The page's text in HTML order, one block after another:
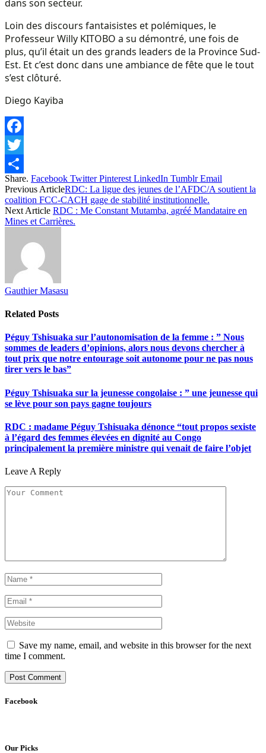
dans son secteur.
Loin des discours fantaisistes et polémiques, le
Professeur Willy KITOBO a su démontré, une fois de
plus, qu’il était un des grands leaders de la Province Sud-
Est. Et c’est donc dans une ambiance de fête que le tout
s’est clôturé.
Diego Kayiba
Facebook
Twitter
Share
Share. Facebook Twitter Pinterest LinkedIn Tumblr Email
Previous ArticleRDC: La ligue des jeunes de l’AFDC/A soutient la
coalition FCC-CACH gage de stabilité institutionnelle.
Next Article RDC : Me Constant Mutamba, agréé Mandataire en
Mines et Carrières.
Gauthier Masasu
Related Posts
Péguy Tshisuaka sur l’autonomisation de la femme : ” Nous
sommes de leaders d’opinions, alors nous devons chercher à
tout prix que notre entourage soit autonome pour ne pas nous
tirer vers le bas”
Péguy Tshisuaka sur la jeunesse congolaise : ” une jeunesse qui
se lève pour son pays gagne toujours
RDC : madame Péguy Tshisuaka dénonce “tout propos sexiste
à l’égard des femmes élevées en dignité au Congo
principalement la première ministre qui venait de faire l’objet
Leave A Reply
Save my name, email, and website in this browser for the next
time I comment.
Facebook
Our Picks